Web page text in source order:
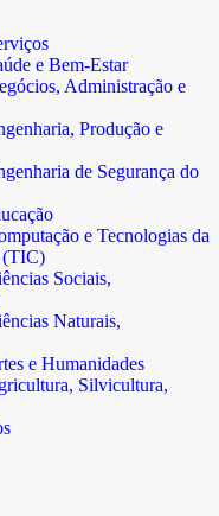
e Bem-Estar
Administração e
Produção e
de Segurança do
e Tecnologias da
(TIC)
Sociais,
Naturais,
e Humanidades
Silvicultura,